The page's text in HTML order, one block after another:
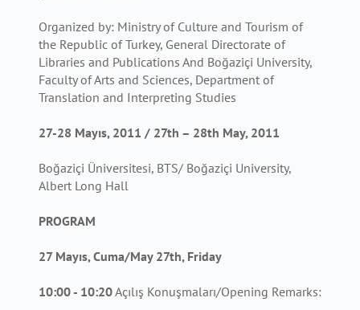
Organized by: Ministry of Culture and Tourism of
the Republic of Turkey, General Directorate of
Libraries and Publications And Boğaziçi University,
Faculty of Arts and Sciences, Department of
Translation and Interpreting Studies
27-28 Mayıs, 2011 / 27th – 28th May, 2011
Boğaziçi Üniversitesi, BTS/ Boğaziçi University,
Albert Long Hall
PROGRAM
27 Mayıs, Cuma/May 27th, Friday
10:00 - 10:20Açılış Konuşmaları/Opening Remarks: